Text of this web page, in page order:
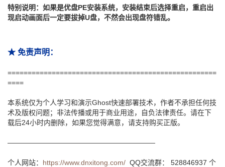
特别说明：如果是优盘PE安装系统，安装结束后选择重启，重启出
现启动画面后一定要拔掉U盘，不然会出现盘符错乱。
★ 免责声明：
====================================================
====
本系统仅为个人学习和演示Ghost快速部署技术，作者不承担任何技
术及版权问题；非法传播或用于商业用途，自负法律责任。请在下
载后24小时内删除，如果您觉得满意，请支持购买正版。
—————————————————————
个人网站： https://www.dnxitong.com/ QQ交流群： 528846937 个